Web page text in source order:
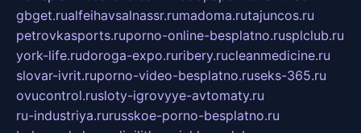
gbget.rualfeihavsalnassr.rumadoma.rutajuncos.ru
petrovkasports.ruporno-online-besplatno.rusplclub.ru
york-life.rudoroga-expo.ruribery.rucleanmedicine.ru
slovar-ivrit.ruporno-video-besplatno.ruseks-365.ru
ovucontrol.rusloty-igrovyye-avtomaty.ru
ru-industriya.rurusskoe-porno-besplatno.ru